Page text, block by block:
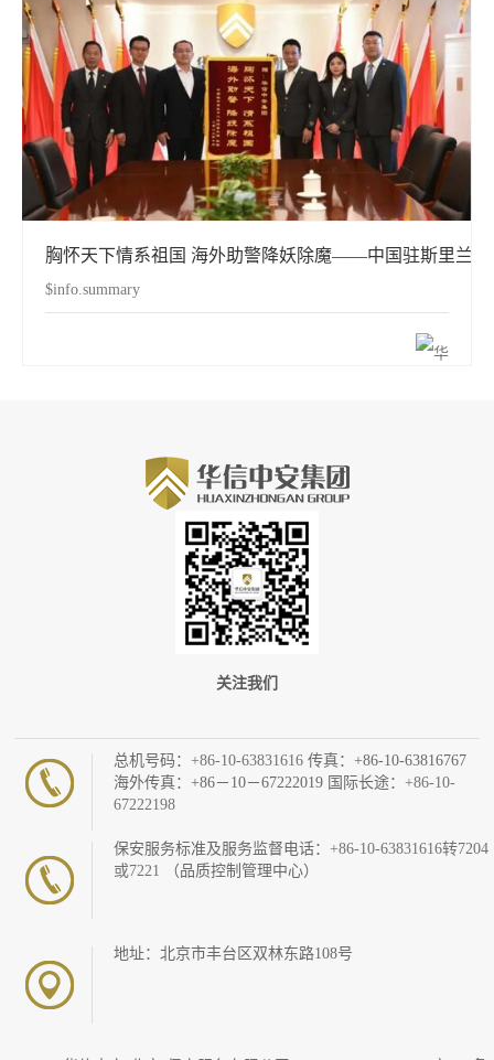
胸怀天下情系祖国 海外助警降妖除魔——中国驻斯里兰
$info.summary
关注我们
总机号码：+86-10-63831616传真：+86-10-63816767
海外传真：+86－10－67222019 国际长途：+86-10-
67222198
保安服务标准及服务监督电话：+86-10-63831616转7204
或7221 （品质控制管理中心）
地址：北京市丰台区双林东路108号